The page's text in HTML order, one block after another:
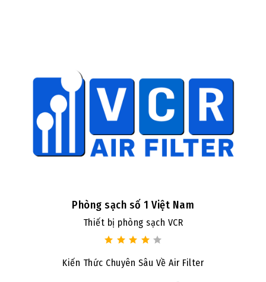
Phòng sạch số 1 Việt Nam
Thiết bị phòng sạch VCR
Kiến Thức Chuyên Sâu Về Air Filter